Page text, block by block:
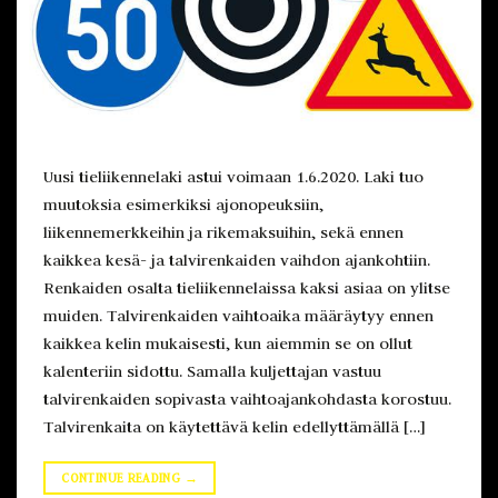
Uusi tieliikennelaki astui voimaan 1.6.2020. Laki tuo
muutoksia esimerkiksi ajonopeuksiin,
liikennemerkkeihin ja rikemaksuihin, sekä ennen
kaikkea kesä- ja talvirenkaiden vaihdon ajankohtiin.
Renkaiden osalta tieliikennelaissa kaksi asiaa on ylitse
muiden. Talvirenkaiden vaihtoaika määräytyy ennen
kaikkea kelin mukaisesti, kun aiemmin se on ollut
kalenteriin sidottu. Samalla kuljettajan vastuu
talvirenkaiden sopivasta vaihtoajankohdasta korostuu.
Talvirenkaita on käytettävä kelin edellyttämällä […]
CONTINUE READING →